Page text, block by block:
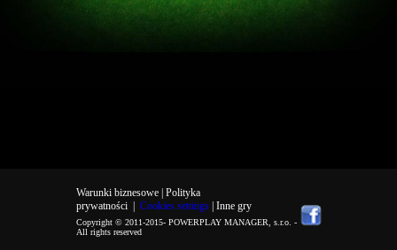
Warunki biznesowe | Polityka
prywatności| Cookies settings | Inne gry
Copyright © 2011-2015- POWERPLAY MANAGER, s.r.o. -
All rights reserved